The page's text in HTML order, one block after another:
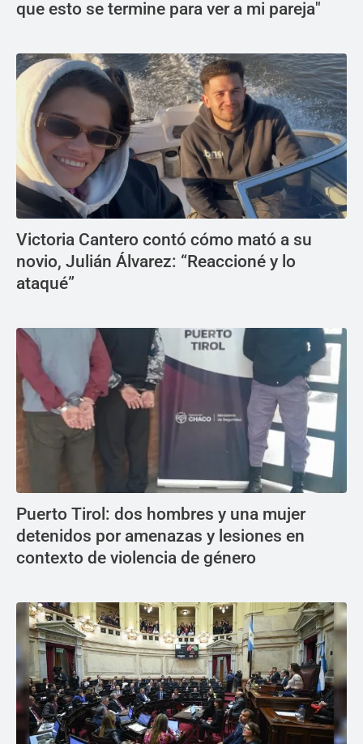
que esto se termine para ver a mi pareja"
Victoria Cantero contó cómo mató a su
novio, Julián Álvarez: “Reaccioné y lo
ataqué”
Puerto Tirol: dos hombres y una mujer
detenidos por amenazas y lesiones en
contexto de violencia de género